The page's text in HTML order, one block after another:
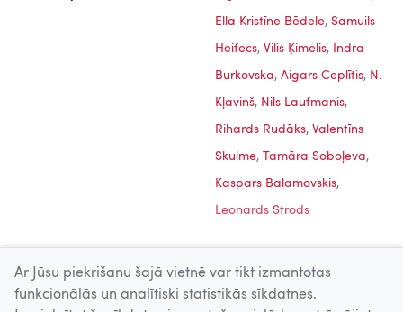
Ella Kristīne Bēdele, Samuils
Heifecs, Vilis Ķimelis, Indra
Burkovska, Aigars Ceplītis, N.
Kļavinš, Nils Laufmanis,
Rihards Rudāks, Valentīns
Skulme, Tamāra Soboļeva,
Kaspars Balamovskis,
Leonards Strods
Ar Jūsu piekrišanu šajā vietnē var tikt izmantotas
funkcionālās un analītiski statistikās sīkdatnes.